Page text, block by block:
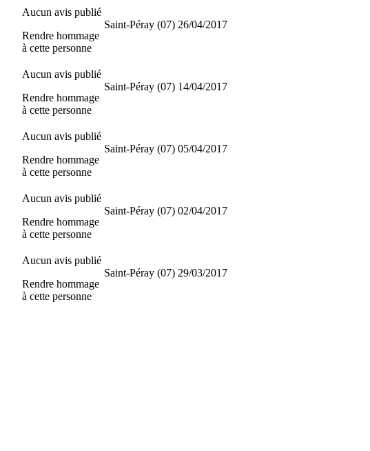
Aucun avis publié
Rendre hommage
à cette personne
Saint-Péray (07) 26/04/2017
Aucun avis publié
Rendre hommage
à cette personne
Saint-Péray (07) 14/04/2017
Aucun avis publié
Rendre hommage
à cette personne
Saint-Péray (07) 05/04/2017
Aucun avis publié
Rendre hommage
à cette personne
Saint-Péray (07) 02/04/2017
Aucun avis publié
Rendre hommage
à cette personne
Saint-Péray (07) 29/03/2017